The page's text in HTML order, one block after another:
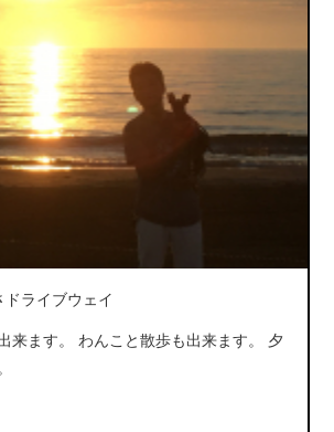
ドライブウェイ
来ます。 わんこと散歩も出来ます。 夕